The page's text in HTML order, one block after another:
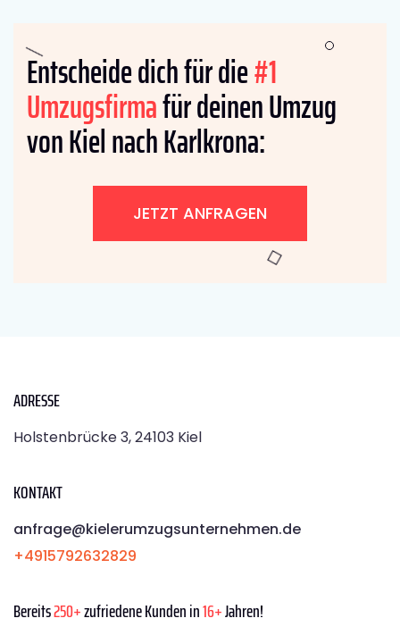
Entscheide dich für die#1
Umzugsfirmafür deinen Umzug
von Kiel nach Karlkrona:
JETZT ANFRAGEN
ADRESSE
Holstenbrücke 3, 24103 Kiel
KONTAKT
anfrage@kielerumzugsunternehmen.de
+4915792632829
Bereits250+zufriedene Kunden in16+Jahren!